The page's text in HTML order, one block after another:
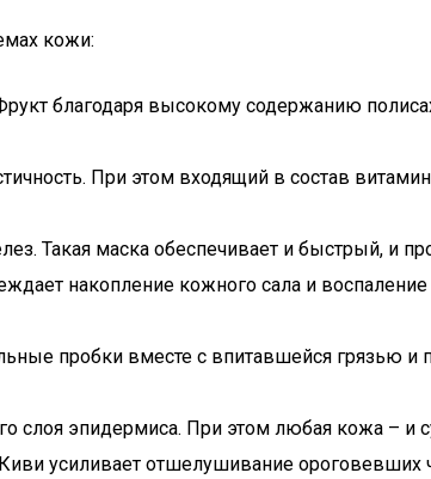
кожи:
благодаря высокому содержанию
При этом входящий в состав
Такая маска обеспечивает и быстрый, и
накопление кожного сала и
пробки вместе с впитавшейся грязью
эпидермиса. При этом любая кожа – и
усиливает отшелушивание ороговевших